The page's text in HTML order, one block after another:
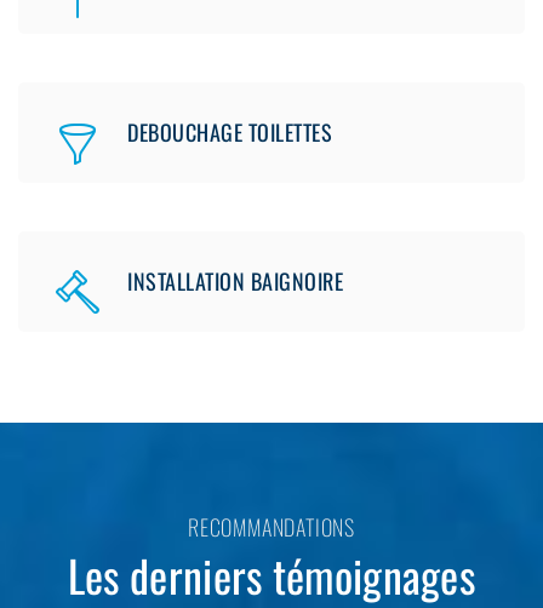
DEBOUCHAGE TOILETTES
INSTALLATION BAIGNOIRE
RECOMMANDATIONS
Les derniers témoignages